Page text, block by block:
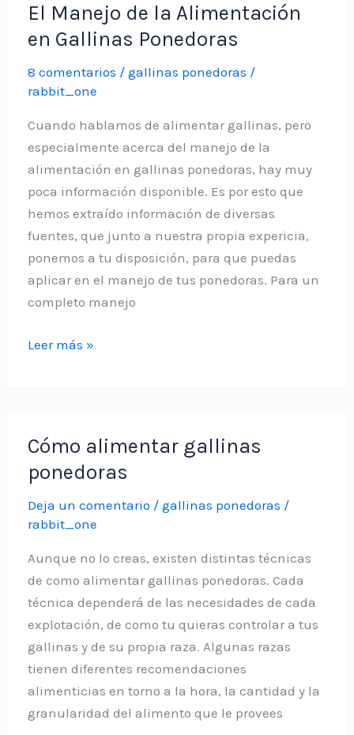
en
poner
un
huevo
El Manejo de la Alimentación
en Gallinas Ponedoras
8 comentarios / gallinas ponedoras /
rabbit_one
Cuando hablamos de alimentar gallinas, pero
especialmente acerca del manejo de la
alimentación en gallinas ponedoras, hay muy
poca información disponible. Es por esto que
hemos extraído información de diversas
fuentes, que junto a nuestra propia expericia,
ponemos a tu disposición, para que puedas
aplicar en el manejo de tus ponedoras. Para un
completo manejo
El
en
Gallinas
Ponedoras
Leer más »
Cómo alimentar gallinas
ponedoras
Deja un comentario / gallinas ponedoras /
rabbit_one
Aunque no lo creas, existen distintas técnicas
de como alimentar gallinas ponedoras. Cada
técnica dependerá de las necesidades de cada
explotación, de como tu quieras controlar a tus
gallinas y de su propia raza. Algunas razas
tienen diferentes recomendaciones
alimenticias en torno a la hora, la cantidad y la
granularidad del alimento que le provees